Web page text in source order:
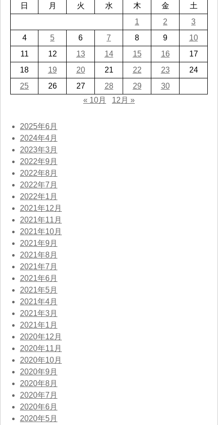
日 月 火 水 木 金
土
1
2
3
4
5 6 7 8 9
10
11
12 13 14 15 16
17
18
19 20 21 22 23
24
25
26 27 28 29
30
« 10月
12月 »
2025年6月
2024年4月
2023年3月
2022年9月
2022年8月
2022年7月
2022年1月
2021年12月
2021年11月
2021年10月
2021年9月
2021年8月
2021年7月
2021年6月
2021年5月
2021年4月
2021年3月
2021年1月
2020年12月
2020年11月
2020年10月
2020年9月
2020年8月
2020年7月
2020年6月
2020年5月